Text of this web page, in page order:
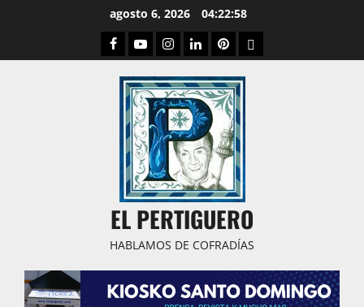
agosto 6, 2026 04:22:59
Facebook
YoutubeInstagram
LinkedPinterestDribbble
EL PERTIGUERO
HABLAMOS DE COFRADÍAS